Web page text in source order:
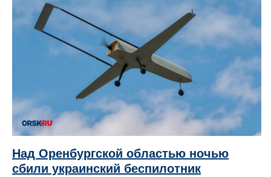
Над Оренбургской областью ночью
сбили украинский беспилотник